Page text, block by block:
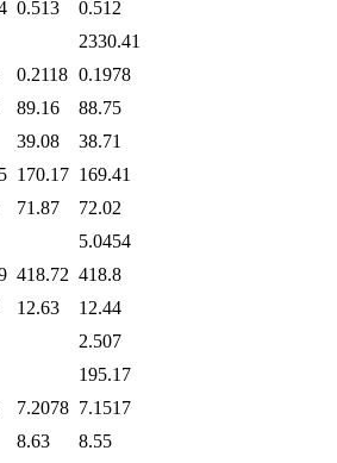
0.513
0.512
2330.41
0.2118 0.1978
89.16
88.75
39.08
38.71
170.17 169.41
71.87
72.02
5.0454
418.72 418.8
12.63
12.44
2.507
195.17
7.2078 7.1517
8.63
8.55